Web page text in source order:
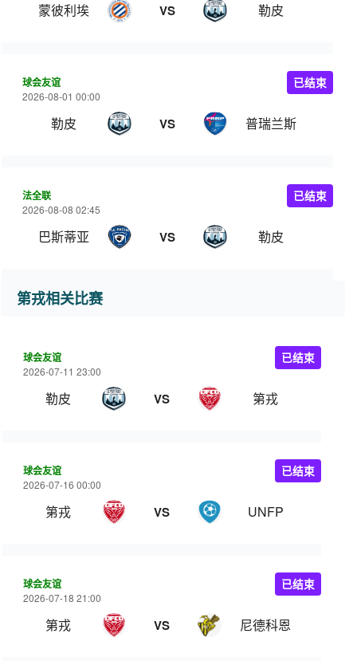
蒙彼利埃 VS 勒皮
球会友谊
2026-08-01 00:00
勒皮 VS 普瑞兰斯
已结束
法全联
2026-08-08 02:45
巴斯蒂亚 VS 勒皮
已结束
第戎相关比赛
球会友谊
2026-07-11 23:00
勒皮 VS 第戎
已结束
球会友谊
2026-07-16 00:00
第戎 VS UNFP
已结束
球会友谊
2026-07-18 21:00
第戎 VS 尼德科恩
已结束